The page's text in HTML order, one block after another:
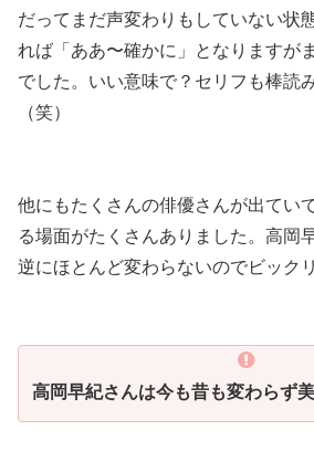
だってまだ声変わりもしていない状
れば「ああ〜確かに」となりますが
でした。いい意味で？セリフも棒読
（笑）
他にもたくさんの俳優さんが出てい
る場面がたくさんありました。高岡
逆にほとんど変わらないのでビック
高岡早紀さんは今も昔も変わらず